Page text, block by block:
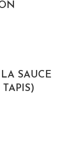
SAUCE